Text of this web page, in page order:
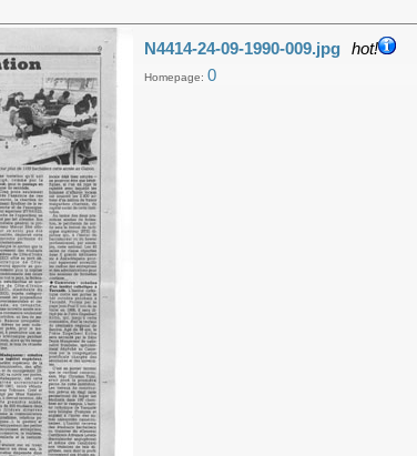
N4414-24-09-1990-009.jpg hot!
Homepage: 0